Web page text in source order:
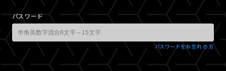
パスワード
パスワードをお忘れの方